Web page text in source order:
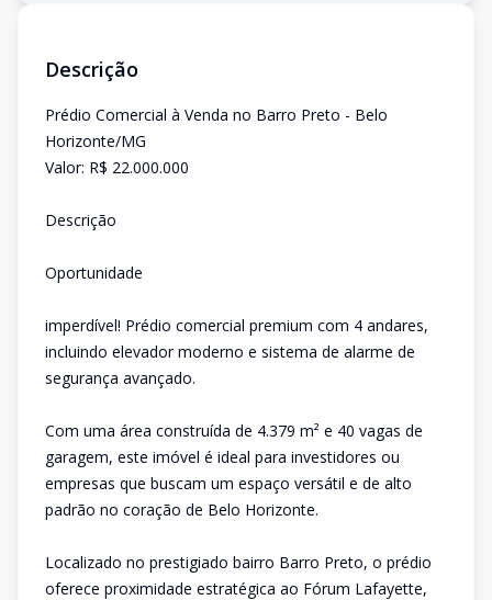
Descrição
Prédio Comercial à Venda no Barro Preto - Belo
Horizonte/MG
Valor: R$ 22.000.000
Descrição
Oportunidade
imperdível! Prédio comercial premium com 4 andares,
incluindo elevador moderno e sistema de alarme de
segurança avançado.
Com uma área construída de 4.379 m² e 40 vagas de
garagem, este imóvel é ideal para investidores ou
empresas que buscam um espaço versátil e de alto
padrão no coração de Belo Horizonte.
Localizado no prestigiado bairro Barro Preto, o prédio
oferece proximidade estratégica ao Fórum Lafayette,